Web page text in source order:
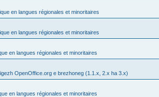
en langues régionales et minoritaires
en langues régionales et minoritaires
en langues régionales et minoritaires
OpenOffice.org e brezhoneg (1.1.x, 2.x ha 3.x)
en langues régionales et minoritaires